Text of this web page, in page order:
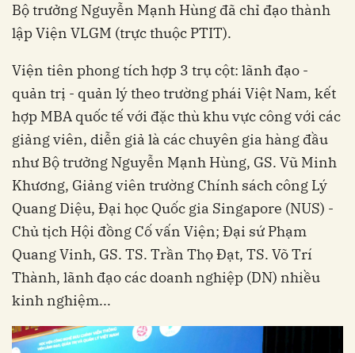
Bộ trưởng Nguyễn Mạnh Hùng đã chỉ đạo thành
lập Viện VLGM (trực thuộc PTIT).
Viện tiên phong tích hợp 3 trụ cột: lãnh đạo -
quản trị - quản lý theo trường phái Việt Nam, kết
hợp MBA quốc tế với đặc thù khu vực công với các
giảng viên, diễn giả là các chuyên gia hàng đầu
như Bộ trưởng Nguyễn Mạnh Hùng, GS. Vũ Minh
Khương, Giảng viên trường Chính sách công Lý
Quang Diệu, Đại học Quốc gia Singapore (NUS) -
Chủ tịch Hội đồng Cố vấn Viện; Đại sứ Phạm
Quang Vinh, GS. TS. Trần Thọ Đạt, TS. Võ Trí
Thành, lãnh đạo các doanh nghiệp (DN) nhiều
kinh nghiệm...